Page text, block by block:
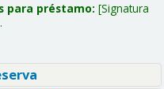
para préstamo: Signatura